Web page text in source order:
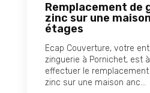
Remplacement de
zinc sur une
étages
Ecap Couverture, votre
zinguerie à Pornichet, est
effectuer le
zinc sur une maison anc...